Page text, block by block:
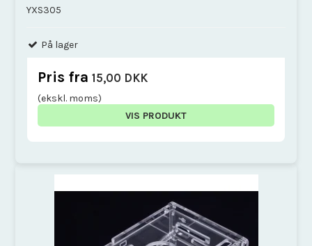
YXS305
På lager
Pris fra15,00 DKK
(ekskl. moms)
VIS PRODUKT